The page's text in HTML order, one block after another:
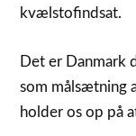
kvælstofindsat.
Det er Danmark
som målsætning
holder os op på